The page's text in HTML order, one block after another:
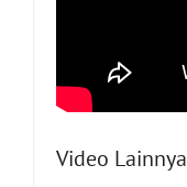
Video Lainnya